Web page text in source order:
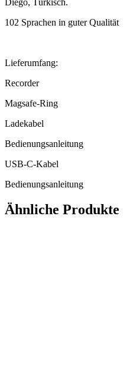
Diego, Türkisch.
102 Sprachen in guter Qualität
Lieferumfang:
Recorder
Magsafe-Ring
Ladekabel
Bedienungsanleitung
USB-C-Kabel
Bedienungsanleitung
Ähnliche Produkte